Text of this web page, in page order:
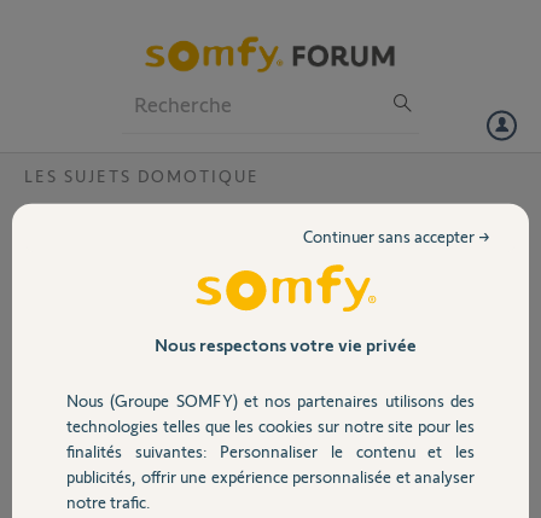
Volet
Sécurité
Domotique
LES SUJETS DOMOTIQUE
Problème intégration HomeKit TaHoma
Nouveau propriétaire d’une TaHoma Switch, j’essaie de l’intégrer à
HomeKit pour finir ma domotiqur mais impossible de l’intégrer. Ni via
Pouvez-vous m’apporter une solution.
Pin TaHoma 2078-7200-5135
Dans l’attente de votre retour
Cordialement
Geoffrey
Nous respectons votre vie privée
Nous (Groupe SOMFY) et nos partenaires utilisons des
technologies telles que les cookies sur notre site pour les
finalités suivantes: Personnaliser le contenu et les
publicités, offrir une expérience personnalisée et analyser
notre trafic.
Continuer sans accepter →